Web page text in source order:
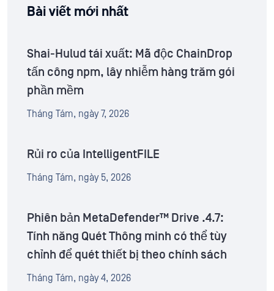
Bài viết mới nhất
Shai-Hulud tái xuất: Mã độc ChainDrop
tấn công npm, lây nhiễm hàng trăm gói
phần mềm
Tháng Tám, ngày 7, 2026
Rủi ro của IntelligentFILE
Tháng Tám, ngày 5, 2026
Phiên bản MetaDefender™ Drive .4.7:
Tính năng Quét Thông minh có thể tùy
chỉnh để quét thiết bị theo chính sách
Tháng Tám, ngày 4, 2026